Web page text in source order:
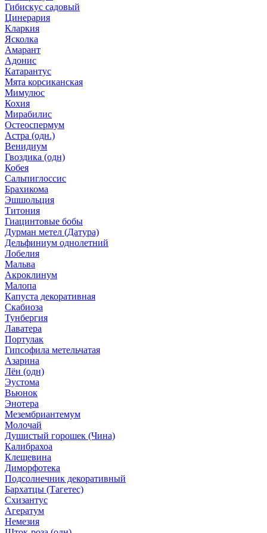
Гибискус садовый
Цинерария
Кларкия
Ясколка
Амарант
Адонис
Катарантус
Мята корсиканская
Мимулюс
Кохия
Мирабилис
Остеоспермум
Астра (одн.)
Венидиум
Гвоздика (одн)
Кобея
Сальпиглоссис
Брахикома
Эшшольция
Титония
Гиацинтовые бобы
Дурман метел (Датура)
Дельфиниум однолетний
Лобелия
Мальва
Акроклинум
Малопа
Капуста декоративная
Скабиоза
Тунбергия
Лаватера
Портулак
Гипсофила метельчатая
Азарина
Лён (одн)
Эустома
Вьюнок
Энотера
Мезембриантемум
Молочай
Душистый горошек (Чина)
Калибрахоа
Клещевина
Диморфотека
Подсолнечник декоративный
Бархатцы (Тагетес)
Схизантус
Агератум
Немезия